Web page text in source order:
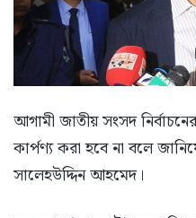
আগামী জাতীয় সংসদ
কার্পণ্য করা হবে না বলে
সালেহউদ্দিন আহমেদ।